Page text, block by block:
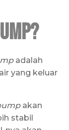
adalah
yang keluar
akan
stabil